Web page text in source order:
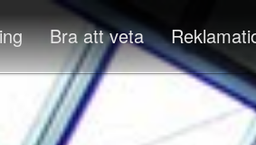
Bra att veta